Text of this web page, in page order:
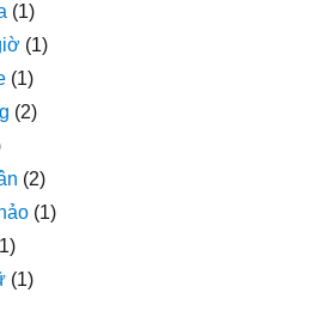
(1)
(1)
(1)
(2)
(2)
(1)
(1)